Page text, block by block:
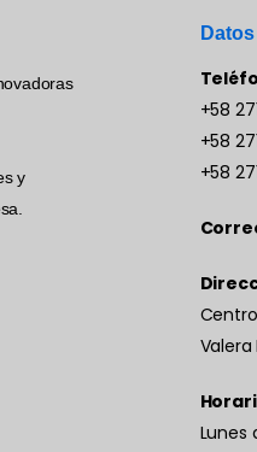
y
+58
+58
+58
Valera
Lunes